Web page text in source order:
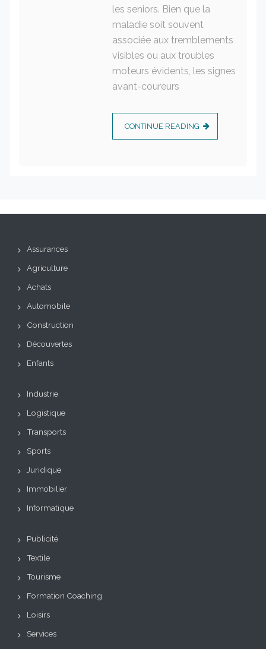
les seniors. Bien que la
maladie soit souvent
associée aux tremblements
visibles ou aux troubles
moteurs évidents, les signes
avant-coureurs
CONTINUE READING
Assurances
Agriculture
Achats
Automobile
Construction
Découvertes
Enfants
Industrie
Logistique
Transports
Sports
Juridique
Immobilier
Informatique
Publicité
Textile
Tourisme
Formation Coaching
Loisirs
Services